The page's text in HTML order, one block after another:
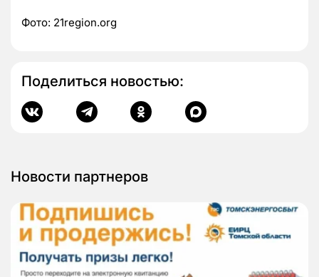
Фото: 21region.org
Поделиться новостью:
Новости партнеров